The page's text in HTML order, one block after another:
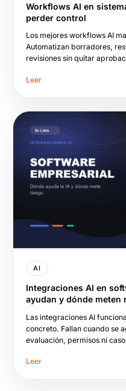
Workflows AI en
perder control
Los mejores workflows AI
Automatizan borradores,
revisiones sin quitar
Leer
AI
Integraciones AI en
ayudan y dónde meten
Las integraciones AI
concreto. Fallan cuando se
evaluación, permisos ni
Leer